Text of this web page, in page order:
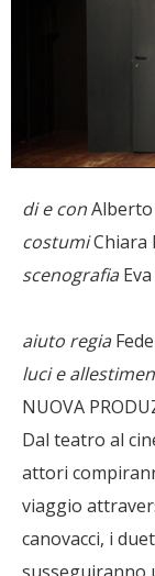
di e con
costumiChiara
scenografia
aiuto regia
luci e
NUOVA
Dal teatro al
attori
viaggio
canovacci, i
susseguiranno